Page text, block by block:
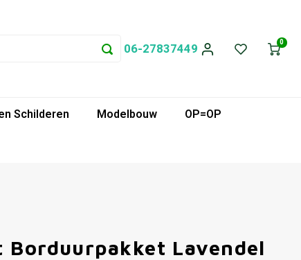
06-27837449 0
Schilderen Modelbouw
OP=OP
Lavendel